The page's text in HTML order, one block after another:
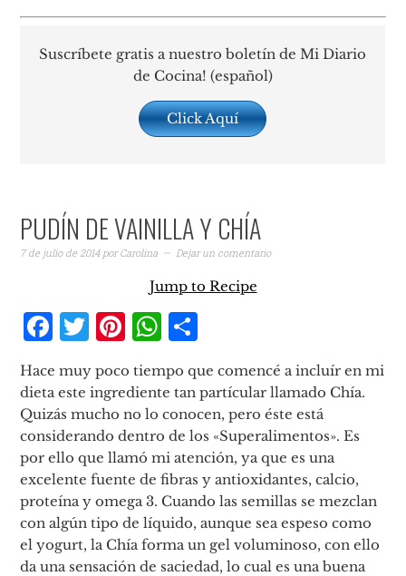
Suscríbete gratis a nuestro boletín de Mi Diario
de Cocina! (español)
Click Aquí
PUDÍN DE VAINILLA Y CHÍA
7 de julio de 2014porCarolina Dejar un comentario
Jump to Recipe
Facebook
Twitter
Pinterest
WhatsApp
Hace muy poco tiempo que comencé a incluír en mi
dieta este ingrediente tan partícular llamado Chía.
Quizás mucho no lo conocen, pero éste está
considerando dentro de los «Superalimentos». Es
por ello que llamó mi atención, ya que es una
excelente fuente de fibras y antioxidantes, calcio,
proteína y omega 3. Cuando las semillas se mezclan
con algún tipo de líquido, aunque sea espeso como
el yogurt, la Chía forma un gel voluminoso, con ello
da una sensación de saciedad, lo cual es una buena